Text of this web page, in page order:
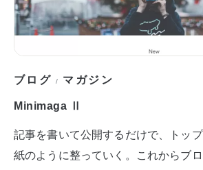
ブログ / マガジン
Minimaga Ⅱ
記事を書いて公開するだけで、トッ
紙のように整っていく。これからブ